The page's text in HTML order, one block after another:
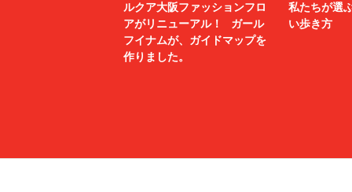
ルクア大阪ファッションフロ
アがリニューアル！ ガール
フイナムが、ガイドマップを
作りました。
私たちが選
い歩き方